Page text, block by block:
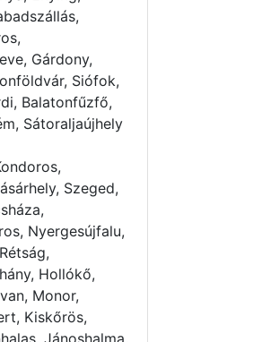
Gárdony,
Siófok,
Balatonfűzfő,
Sátoraljaújhely
Szeged,
Nyergesújfalu,
Hollókő,
Monor,
Kiskőrös,
Jánoshalma,